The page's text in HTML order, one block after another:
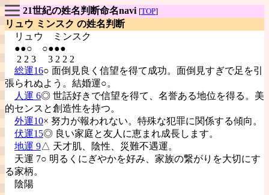
21世紀の姓名判断命名navi [TOP]
リュウ ミンスク の姓名判断
リュウ
ミンスク
●●○ ○●●●
2 2 3 3 2 2 2
総運16○ 面倒見良く信望を得て成功。面倒見すぎで足を引
張られぬよう。結婚運○。
人運 6◎ 世話好きで信望を得て、名誉ある地位を得る。美
的センスと創造性を持つ。
外運10× 努力が報われない。特殊な犯罪に関係する傾向。
伏運15◎ 良い家庭と友人に恵まれ成長します。
地運 9△ 天才肌、陰性、災難不遇運。
天運 7○ 明るくにぎやかを好み、家族の繋がりを大切にす
る家柄。
陰陽